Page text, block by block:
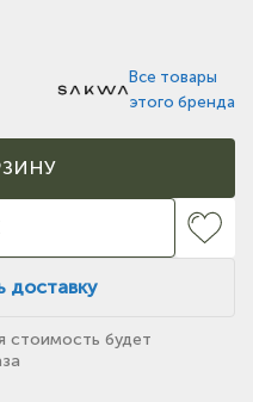
Все товары
этого бренда
доставку
стоимость будет